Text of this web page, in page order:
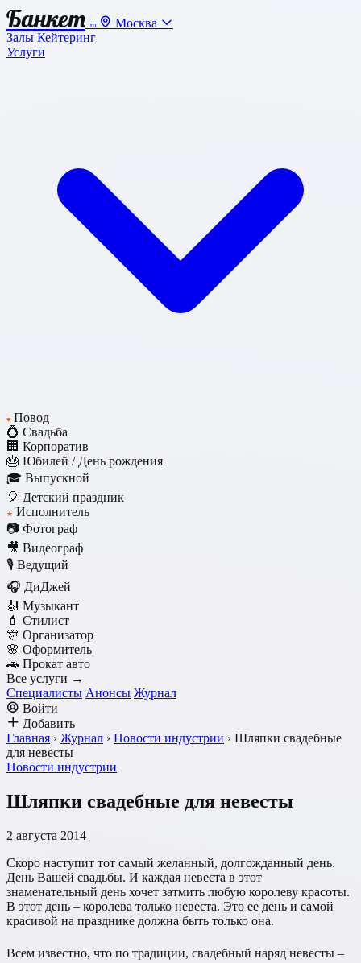
Банкет .ru
Москва
Залы Кейтеринг
Услуги
♥ Повод
💍 Свадьба
🏢 Корпоратив
🎂 Юбилей / День рождения
🎓 Выпускной
🎈 Детский праздник
★ Исполнитель
📷 Фотограф
🎥 Видеограф
🎙️ Ведущий
🎧 ДиДжей
🎻 Музыкант
💄 Стилист
🎊 Организатор
🌸 Оформитель
🚗 Прокат авто
Все услуги →
Специалисты Анонсы Журнал
Войти
Добавить
Главная › Журнал › Новости индустрии › Шляпки свадебные
для невесты
Новости индустрии
Шляпки свадебные для невесты
2 августа 2014
Скоро наступит тот самый желанный, долгожданный день.
День Вашей свадьбы. И каждая невеста в этот
знаменательный день хочет затмить любую королеву красоты.
В этот день – королева только невеста. Это ее день и самой
красивой на празднике должна быть только она.
Всем известно, что по традиции, свадебный наряд невесты –